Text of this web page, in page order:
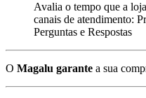
Avalia o tempo que a
canais de atendimento:
Perguntas e Respostas
O Magalu garante a sua